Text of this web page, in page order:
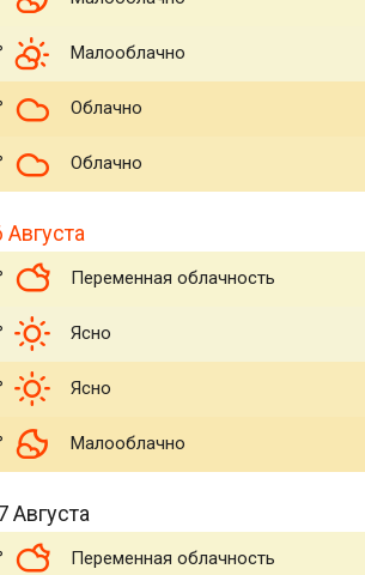
Малооблачно
Облачно
Облачно
Переменная облачность
Ясно
Ясно
Малооблачно
Августа
Переменная облачность